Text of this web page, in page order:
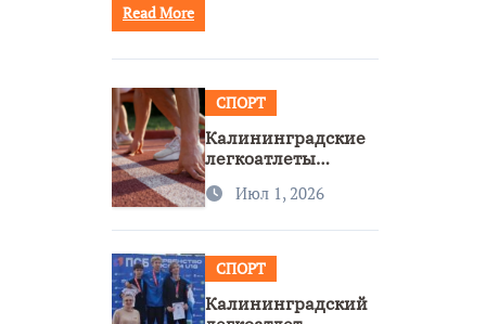
Read More
СПОРТ
Калининградские
легкоатлеты
бронзы на
Июл 1, 2026
СПОРТ
Калининградский